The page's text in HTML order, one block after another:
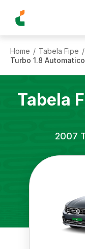
Home / Tabela Fipe /
Turbo 1.8 Automatico
Tabela
2007